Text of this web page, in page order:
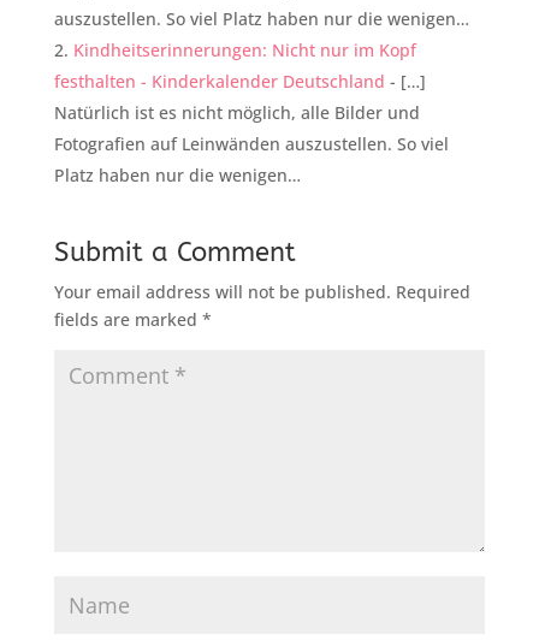
auszustellen. So viel Platz haben nur die wenigen…
Kindheitserinnerungen: Nicht nur im Kopf
festhalten - Kinderkalender Deutschland - […]
Natürlich ist es nicht möglich, alle Bilder und
Fotografien auf Leinwänden auszustellen. So viel
Platz haben nur die wenigen…
Submit a Comment
Your email address will not be published. Required
fields are marked *